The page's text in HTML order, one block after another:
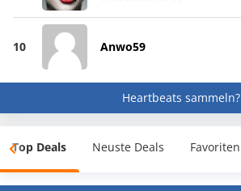
10 Anwo59
Heartbeats sammeln?
Top Deals Neuste Deals Favoriten